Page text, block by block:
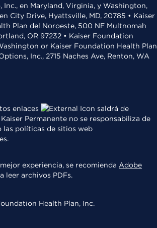
Inc., en Maryland, Virginia, y Washington,
City Drive, Hyattsville, MD, 20785 • Kaiser
Plan del Noroeste, 500 NE Multnomah
OR 97232 • Kaiser Foundation
or Kaiser Foundation Health Plan
Inc., 2715 Naches Ave, Renton, WA
enlaces
saldrá de
Permanente no se responsabiliza de
las políticas de sitios web
.
experiencia, se recomienda Adobe
leer archivos PDFs.
Health Plan, Inc.